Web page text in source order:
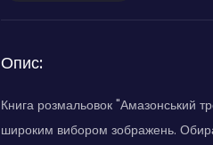
Опис:
Книга розмальовок "Амазонський
широким вибором зображень.